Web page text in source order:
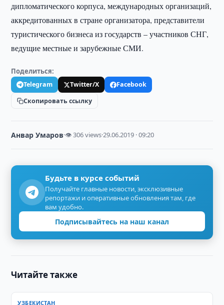
дипломатического корпуса, международных организаций,
аккредитованных в стране организатора, представители
туристического бизнеса из государств – участников СНГ,
ведущие местные и зарубежные СМИ.
Поделиться:
Telegram Twitter/X
Facebook
Скопировать ссылку
Анвар Умаров·👁 306 views·29.06.2019 · 09:20
Будьте в курсе событий
Получайте главные новости, эксклюзивные
репортажи и оперативные обновления там, где
вам удобно.
Подписывайтесь на наш канал
Читайте также
УЗБЕКИСТАН